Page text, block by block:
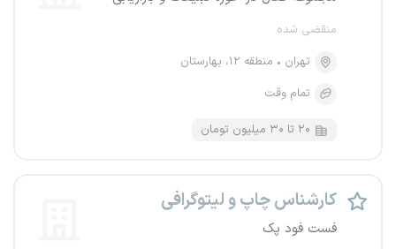
منقضی شده
تهران
منطقه ۱۲، بهارستان
تمام وقت
۲۰ تا ۳۰ میلیون تومان
کارشناس چاپ و لیتوگرافی
فست فود پک